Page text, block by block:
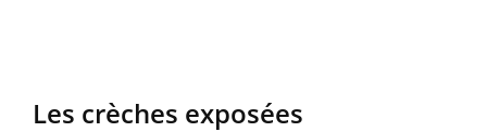
Les crèches exposées